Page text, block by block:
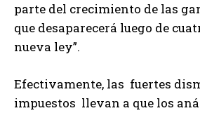
parte del crecimiento de las
que desaparecerá luego de
nueva ley”.
Efectivamente, las fuertes
impuestos llevan a que los